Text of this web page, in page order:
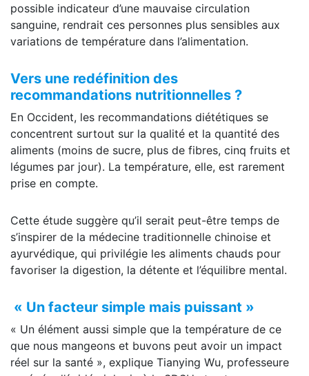
possible indicateur d’une mauvaise circulation
sanguine, rendrait ces personnes plus sensibles aux
variations de température dans l’alimentation.
Vers une redéfinition des
recommandations nutritionnelles ?
En Occident, les recommandations diététiques se
concentrent surtout sur la qualité et la quantité des
aliments (moins de sucre, plus de fibres, cinq fruits et
légumes par jour). La température, elle, est rarement
prise en compte.
Cette étude suggère qu’il serait peut-être temps de
s’inspirer de la médecine traditionnelle chinoise et
ayurvédique, qui privilégie les aliments chauds pour
favoriser la digestion, la détente et l’équilibre mental.
« Un facteur simple mais puissant »
« Un élément aussi simple que la température de ce
que nous mangeons et buvons peut avoir un impact
réel sur la santé », explique Tianying Wu, professeure